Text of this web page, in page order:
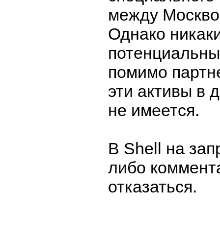
между
Однако
помимо
эти активы в
не имеется.
В Shell на
либо
отказаться.